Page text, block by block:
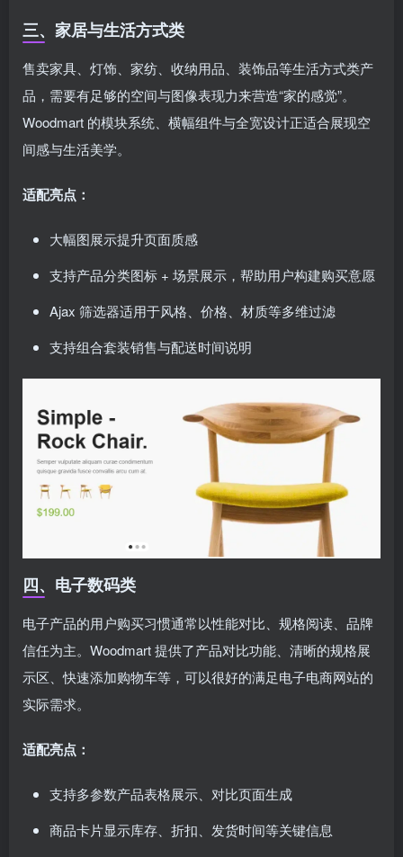
三、家居与生活方式类
售卖家具、灯饰、家纺、收纳用品、装饰品等生活方式类产
品，需要有足够的空间与图像表现力来营造“家的感觉”。
Woodmart 的模块系统、横幅组件与全宽设计正适合展现空
间感与生活美学。
适配亮点：
大幅图展示提升页面质感
支持产品分类图标 + 场景展示，帮助用户构建购买意愿
Ajax 筛选器适用于风格、价格、材质等多维过滤
支持组合套装销售与配送时间说明
四、电子数码类
电子产品的用户购买习惯通常以性能对比、规格阅读、品牌
信任为主。Woodmart 提供了产品对比功能、清晰的规格展
示区、快速添加购物车等，可以很好的满足电子电商网站的
实际需求。
适配亮点：
支持多参数产品表格展示、对比页面生成
商品卡片显示库存、折扣、发货时间等关键信息